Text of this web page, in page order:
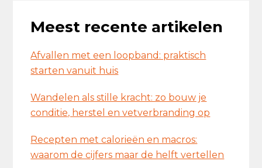
Meest recente artikelen
Afvallen met een loopband: praktisch
starten vanuit huis
Wandelen als stille kracht: zo bouw je
conditie, herstel en vetverbranding op
Recepten met calorieën en macros:
waarom de cijfers maar de helft vertellen